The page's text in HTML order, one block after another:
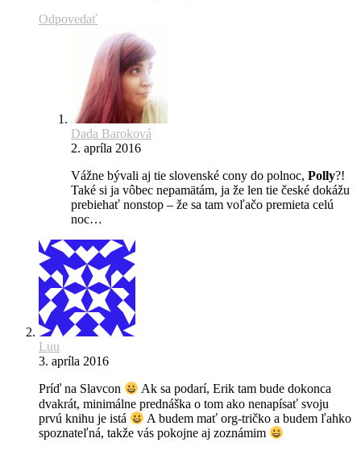
Odpovedať
Dada Baroková
2. apríla 2016
Vážne bývali aj tie slovenské cony do polnoc, Polly?!
Také si ja vôbec nepamätám, ja že len tie české dokážu
prebiehať nonstop – že sa tam voľačo premieta celú
noc…
Luu
3. apríla 2016
Príď na Slavcon
Ak sa podarí, Erik tam bude dokonca
dvakrát, minimálne prednáška o tom ako nenapísať svoju
prvú knihu je istá
A budem mať org-tričko a budem ľahko
spoznateľná, takže vás pokojne aj zoznámim